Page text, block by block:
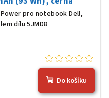
pro notebook Dell,
dílu 5JMD8
Do košíku